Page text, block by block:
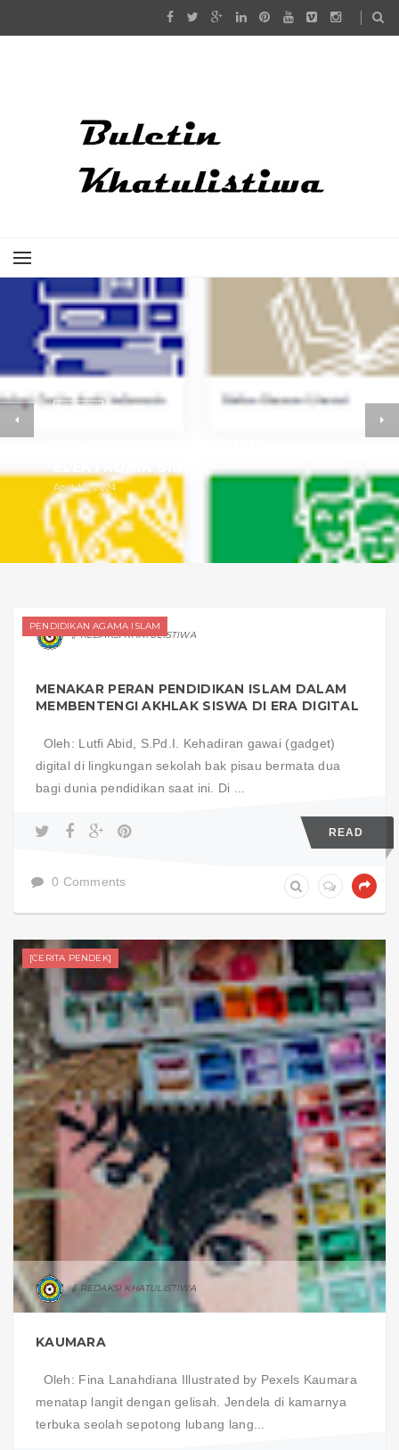
ELEKTRONIK SIBI
April 10, 2024
PENDIDIKAN AGAMA ISLAM
REDAKSI KHATULISTIWA
MENAKAR PERAN PENDIDIKAN ISLAM DALAM
MEMBENTENGI AKHLAK SISWA DI ERA DIGITAL
Oleh: Lutfi Abid, S.Pd.I. Kehadiran gawai (gadget)
digital di lingkungan sekolah bak pisau bermata dua
bagi dunia pendidikan saat ini. Di ...
READ
0 Comments
[CERITA PENDEK]
REDAKSI KHATULISTIWA
KAUMARA
Oleh: Fina Lanahdiana Illustrated by Pexels Kaumara
menatap langit dengan gelisah. Jendela di kamarnya
terbuka seolah sepotong lubang lang...